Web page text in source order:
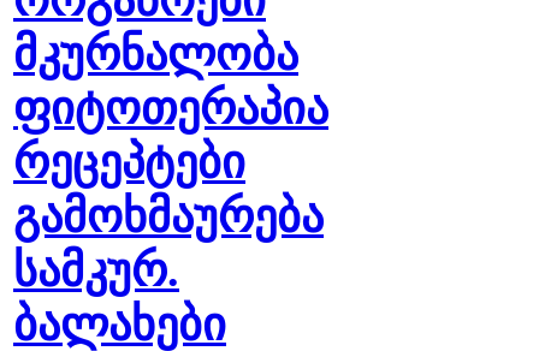
მკურნალობა
ფიტოთერაპია
რეცეპტები
გამოხმაურება
სამკურ.
ბალახები